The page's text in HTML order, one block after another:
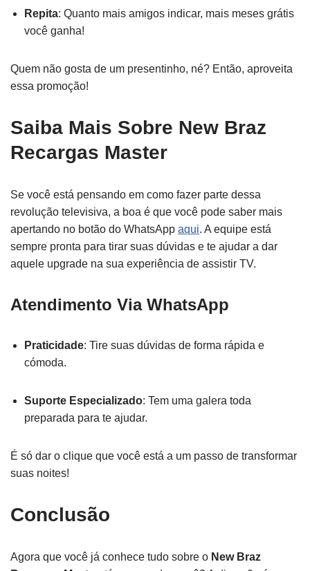
Repita: Quanto mais amigos indicar, mais meses grátis
você ganha!
Quem não gosta de um presentinho, né? Então, aproveita
essa promoção!
Saiba Mais Sobre New Braz
Recargas Master
Se você está pensando em como fazer parte dessa
revolução televisiva, a boa é que você pode saber mais
apertando no botão do WhatsApp aqui. A equipe está
sempre pronta para tirar suas dúvidas e te ajudar a dar
aquele upgrade na sua experiência de assistir TV.
Atendimento Via WhatsApp
Praticidade: Tire suas dúvidas de forma rápida e
cómoda.
Suporte Especializado: Tem uma galera toda
preparada para te ajudar.
É só dar o clique que você está a um passo de transformar
suas noites!
Conclusão
Agora que você já conhece tudo sobre o New Braz